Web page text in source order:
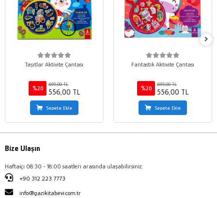
Taşıtlar Aktivite Çantası
%20
695,00 TL
556,00 TL
Sepete Ekle
Fantastik Aktivite Çantası
%20
695,00 TL
556,00 TL
Sepete Ekle
Bize Ulaşın
Haftaiçi 08:30 - 18:00 saatleri arasında ulaşabilirsiniz.
+90 312 223 7773
info@gazikitabevi.com.tr